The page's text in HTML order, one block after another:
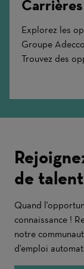
Explorez les
Groupe
Trouvez des
de
Quand
connaissance !
notre
d'emploi